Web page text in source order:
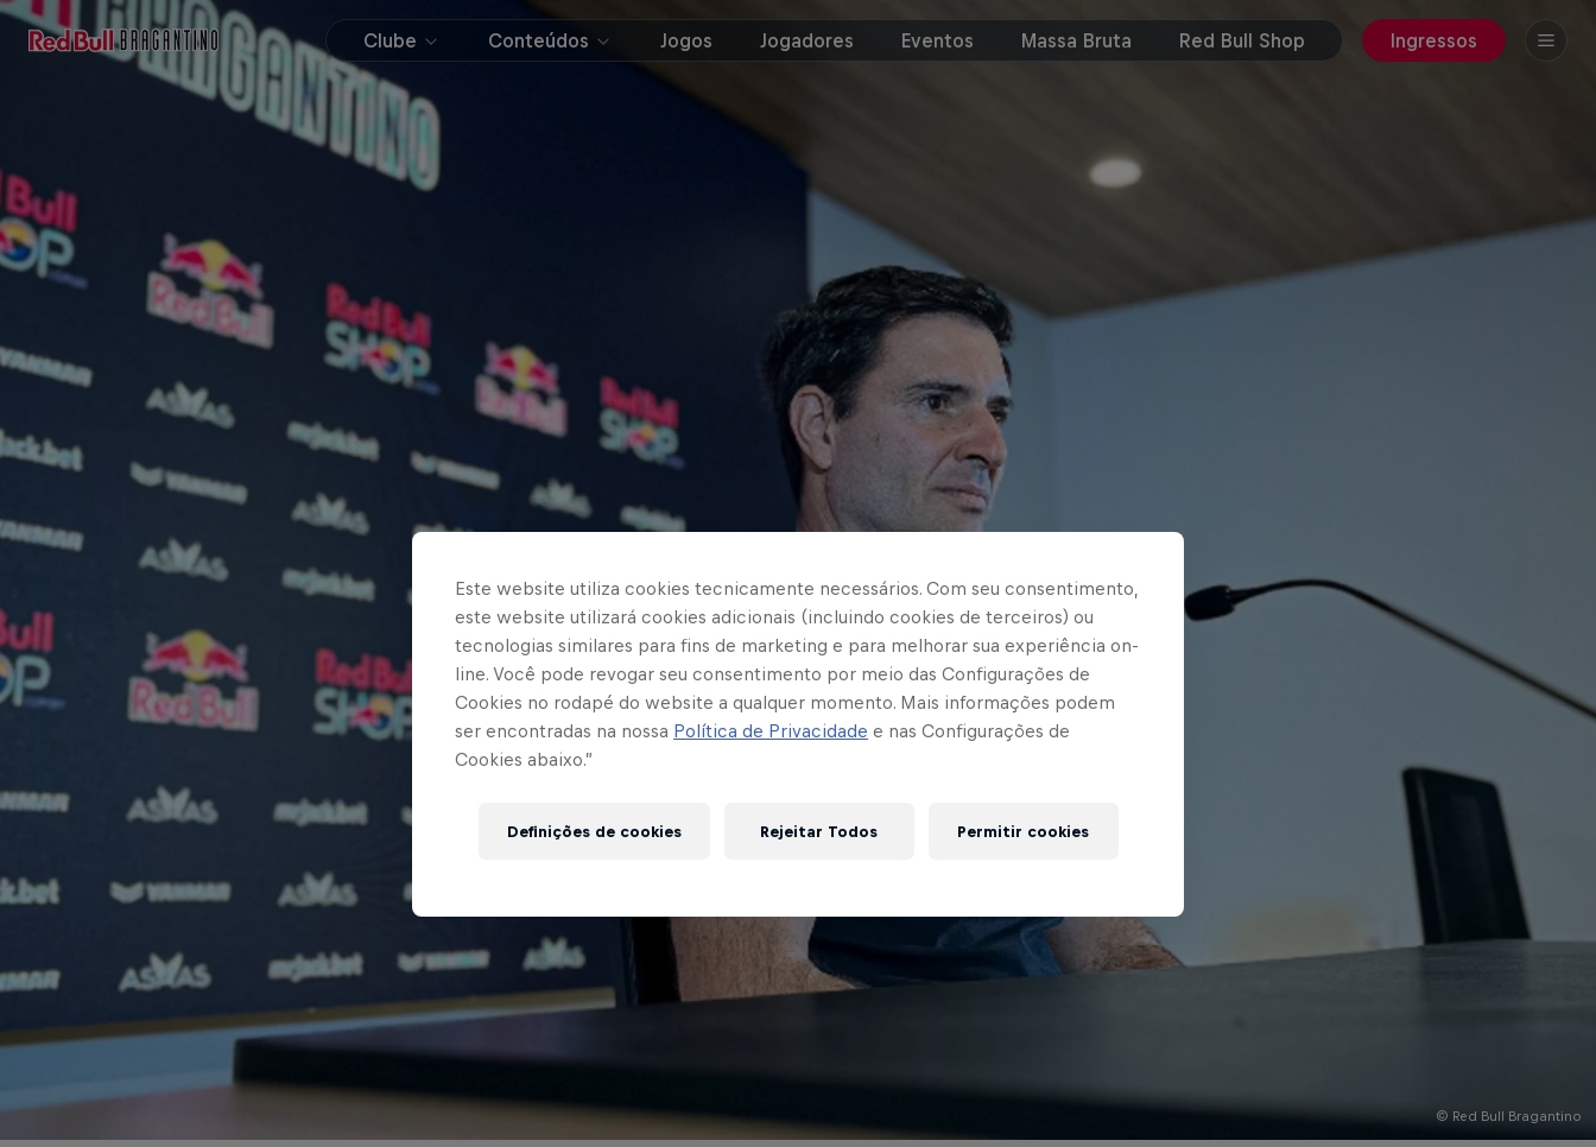
Clube Conteúdos Jogos Jogadores Eventos Massa Bruta Red Bull Shop Ingressos
© Red Bull Bragantino
Este website utiliza cookies tecnicamente necessários. Com seu consentimento,
este website utilizará cookies adicionais (incluindo cookies de terceiros) ou
tecnologias similares para fins de marketing e para melhorar sua experiência on-
line. Você pode revogar seu consentimento por meio das Configurações de
Cookies no rodapé do website a qualquer momento. Mais informações podem
ser encontradas na nossa Política de Privacidade e nas Configurações de
Cookies abaixo.”
Definições de cookies Rejeitar Todos Permitir cookies